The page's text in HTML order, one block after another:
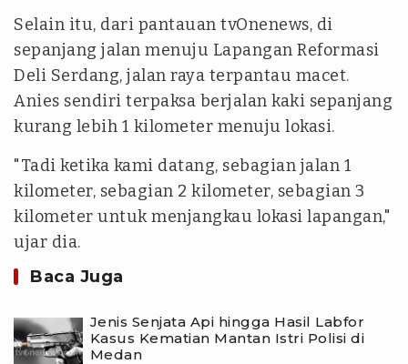
Selain itu, dari pantauan tvOnenews, di
sepanjang jalan menuju Lapangan Reformasi
Deli Serdang, jalan raya terpantau macet.
Anies sendiri terpaksa berjalan kaki sepanjang
kurang lebih 1 kilometer menuju lokasi.
"Tadi ketika kami datang, sebagian jalan 1
kilometer, sebagian 2 kilometer, sebagian 3
kilometer untuk menjangkau lokasi lapangan,"
ujar dia.
Baca Juga
Jenis Senjata Api hingga Hasil Labfor
Kasus Kematian Mantan Istri Polisi di
Medan